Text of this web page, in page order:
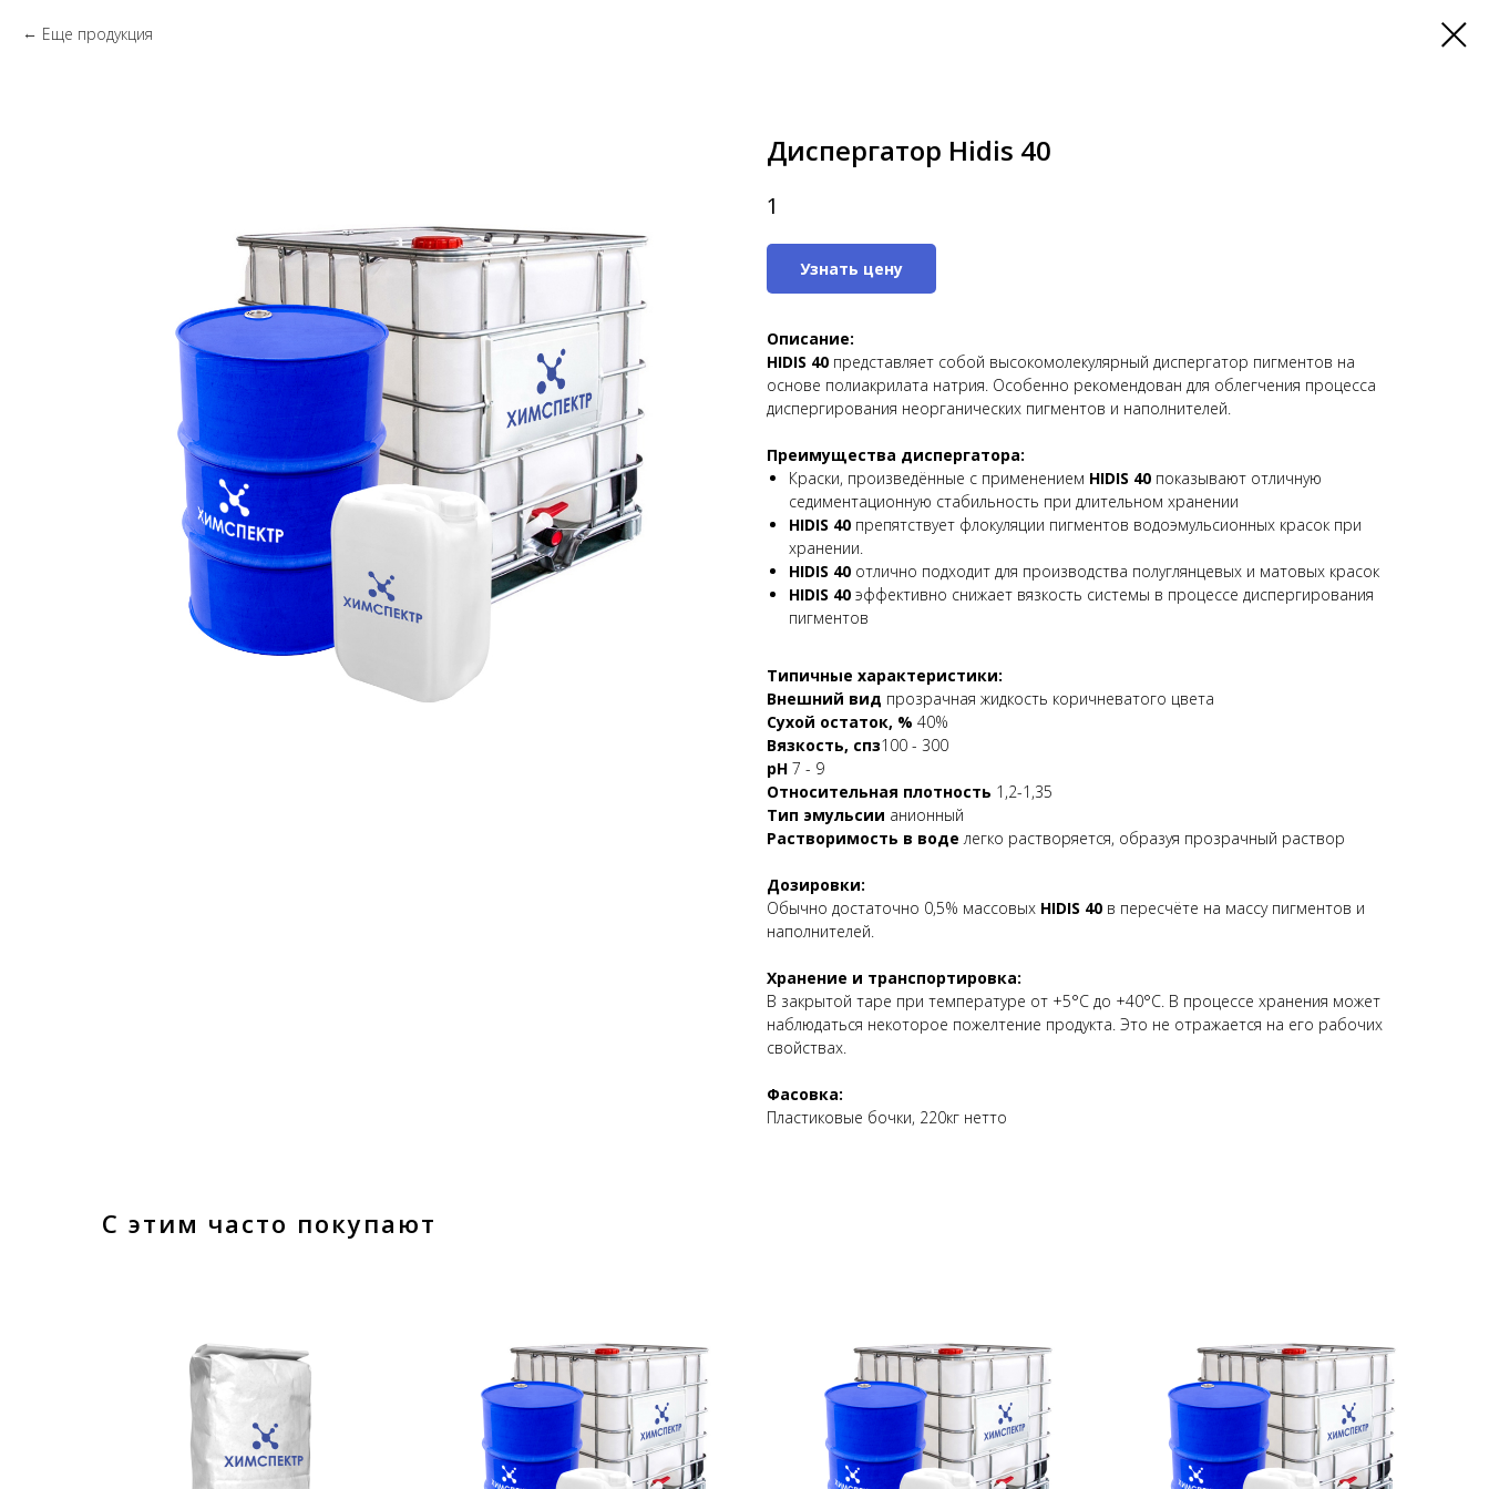
Еще продукция
Диспергатор Hidis 40
1
Узнать цену
Описание:
HIDIS 40 представляет собой высокомолекулярный диспергатор пигментов на
основе полиакрилата натрия. Особенно рекомендован для облегчения процесса
диспергирования неорганических пигментов и наполнителей.
Преимущества диспергатора:
Краски, произведённые с применением HIDIS 40 показывают отличную
седиментационную стабильность при длительном хранении
HIDIS 40 препятствует флокуляции пигментов водоэмульсионных красок при
хранении.
HIDIS 40 отлично подходит для производства полуглянцевых и матовых красок
HIDIS 40 эффективно снижает вязкость системы в процессе диспергирования
пигментов
Типичные характеристики:
Внешний вид прозрачная жидкость коричневатого цвета
Сухой остаток, % 40%
Вязкость, спз100 - 300
рН 7 - 9
Относительная плотность 1,2-1,35
Тип эмульсии анионный
Растворимость в воде легко растворяется, образуя прозрачный раствор
Дозировки:
Обычно достаточно 0,5% массовых HIDIS 40 в пересчёте на массу пигментов и
наполнителей.
Хранение и транспортировка:
В закрытой таре при температуре от +5°С до +40°С. В процессе хранения может
наблюдаться некоторое пожелтение продукта. Это не отражается на его рабочих
свойствах.
Фасовка:
Пластиковые бочки, 220кг нетто
С этим часто покупают